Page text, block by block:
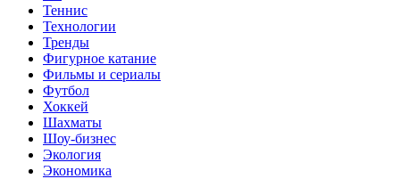
Теннис
Технологии
Тренды
Фигурное катание
Фильмы и сериалы
Футбол
Хоккей
Шахматы
Шоу-бизнес
Экология
Экономика